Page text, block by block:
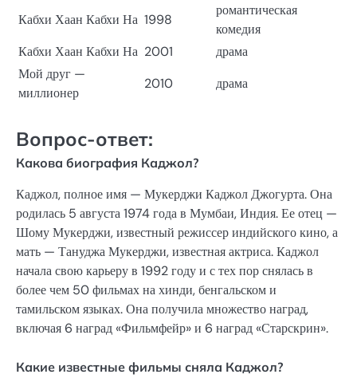
Кабхи Хаан Кабхи На 1998
романтическая
комедия
Кабхи Хаан Кабхи На 2001
драма
Мой друг —
миллионер
2010 драма
Вопрос-ответ:
Какова биография Каджол?
Каджол, полное имя — Мукерджи Каджол Джогурта. Она
родилась 5 августа 1974 года в Мумбаи, Индия. Ее отец —
Шому Мукерджи, известный режиссер индийского кино, а
мать — Тануджа Мукерджи, известная актриса. Каджол
начала свою карьеру в 1992 году и с тех пор снялась в
более чем 50 фильмах на хинди, бенгальском и
тамильском языках. Она получила множество наград,
включая 6 наград «Фильмфейр» и 6 наград «Старскрин».
Какие известные фильмы сняла Каджол?